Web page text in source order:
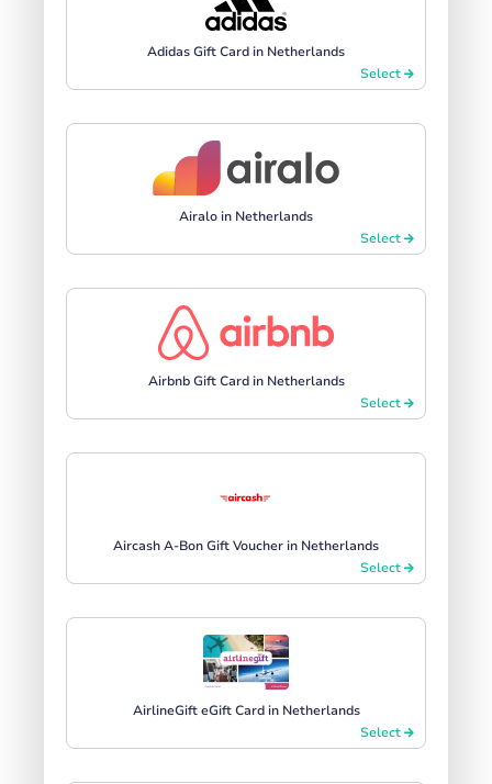
Adidas Gift Card in Netherlands
Select
Airalo in Netherlands
Select
Airbnb Gift Card in Netherlands
Select
Aircash A-Bon Gift Voucher in Netherlands
Select
AirlineGift eGift Card in Netherlands
Select